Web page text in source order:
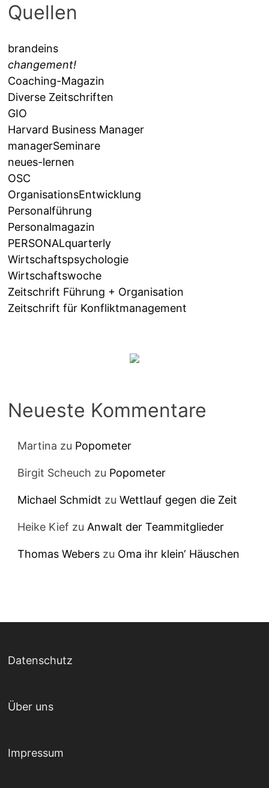
Quellen
brandeins
changement!
Coaching-Magazin
Diverse Zeitschriften
GIO
Harvard Business Manager
managerSeminare
neues-lernen
OSC
OrganisationsEntwicklung
Personalführung
Personalmagazin
PERSONALquarterly
Wirtschaftspsychologie
Wirtschaftswoche
Zeitschrift Führung + Organisation
Zeitschrift für Konfliktmanagement
Neueste Kommentare
Martina zu Popometer
Birgit Scheuch zu Popometer
Michael Schmidt zuWettlauf gegen die Zeit
Heike Kief zuAnwalt der Teammitglieder
Thomas Webers zu Oma ihr klein‘ Häuschen
Datenschutz
Über uns
Impressum